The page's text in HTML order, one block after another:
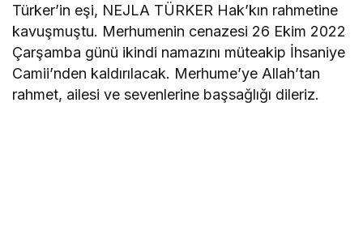
Türker’in eşi, NEJLA TÜRKER Hak’kın rahmetine
kavuşmuştu. Merhumenin cenazesi 26 Ekim 2022
Çarşamba günü ikindi namazını müteakip İhsaniye
Camii’nden kaldırılacak. Merhume’ye Allah’tan
rahmet, ailesi ve sevenlerine başsağlığı dileriz.